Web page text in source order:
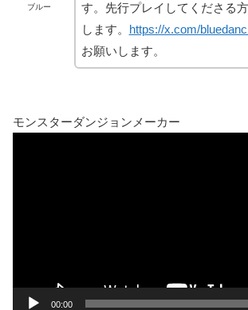
ブルー
す。先行プレイしてくださる
します。 https://x.com/
お願いします。
モンスターダンジョンメーカー
00:00